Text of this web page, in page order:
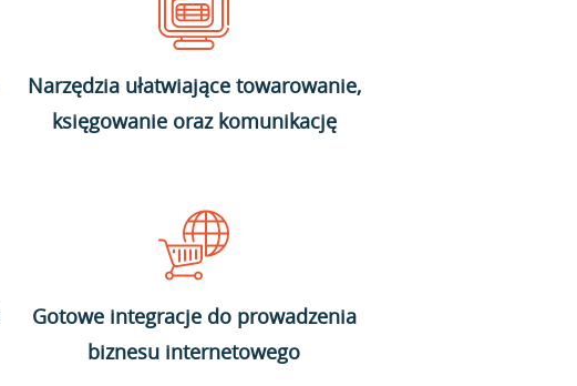
Narzędzia ułatwiające towarowanie,
księgowanie oraz komunikację
Gotowe integracje do prowadzenia
biznesu internetowego